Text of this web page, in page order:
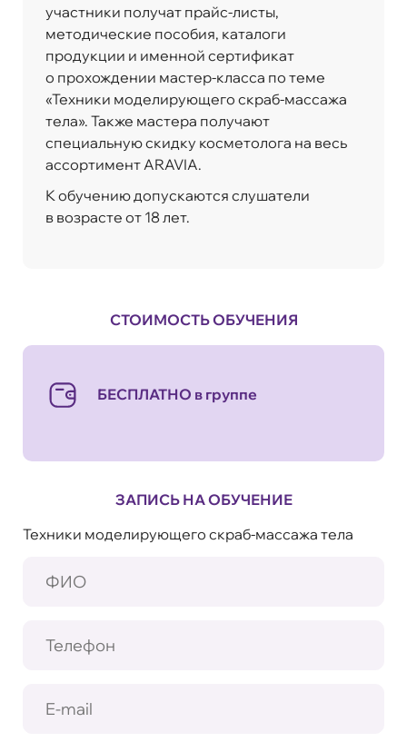
участники получат прайс-листы,
методические пособия, каталоги
продукции и именной сертификат
о прохождении мастер-класса по теме
«Техники моделирующего скраб-массажа
тела». Также мастера получают
специальную скидку косметолога на весь
ассортимент ARAVIA.
К обучению допускаются слушатели
в возрасте от 18 лет.
СТОИМОСТЬ ОБУЧЕНИЯ
БЕСПЛАТНО в группе
ЗАПИСЬ НА ОБУЧЕНИЕ
Техники моделирующего скраб-массажа тела